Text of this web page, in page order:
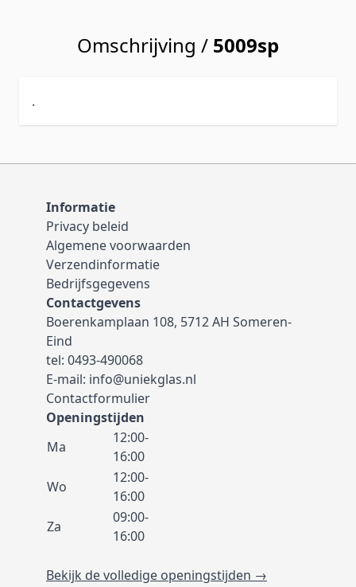
Omschrijving / 5009sp
.
Informatie
Privacy beleid
Algemene voorwaarden
Verzendinformatie
Bedrijfsgegevens
Contactgevens
Boerenkamplaan 108, 5712 AH Someren-
Eind
tel: 0493-490068
E-mail: info@uniekglas.nl
Contactformulier
Openingstijden
Ma
12:00-
16:00
Wo
12:00-
16:00
Za
09:00-
16:00
Bekijk de volledige openingstijden →